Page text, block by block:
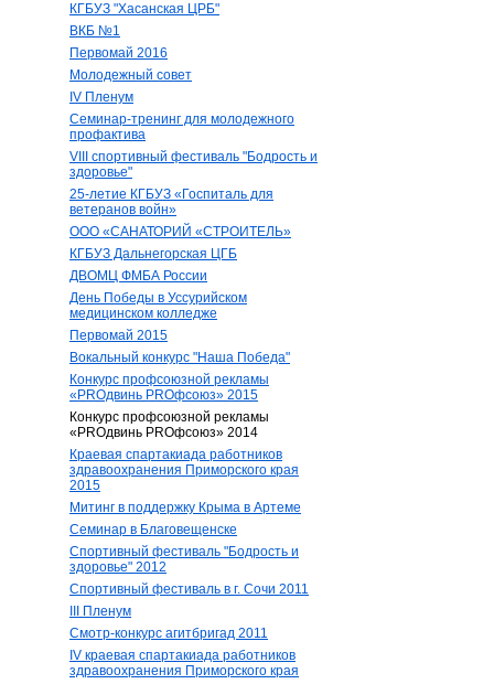
КГБУЗ "Хасанская ЦРБ"
ВКБ №1
Первомай 2016
Молодежный совет
IV Пленум
Семинар-тренинг для молодежного
профактива
VIII спортивный фестиваль "Бодрость и
здоровье"
25-летие КГБУЗ «Госпиталь для
ветеранов войн»
ООО «САНАТОРИЙ «СТРОИТЕЛЬ»
КГБУЗ Дальнегорская ЦГБ
ДВОМЦ ФМБА России
День Победы в Уссурийском
медицинском колледже
Первомай 2015
Вокальный конкурс "Наша Победа"
Конкурс профсоюзной рекламы
«PROдвинь РRОфсоюз» 2015
Конкурс профсоюзной рекламы
«PROдвинь РRОфсоюз» 2014
Краевая спартакиада работников
здравоохранения Приморского края
2015
Митинг в поддержку Крыма в Артеме
Семинар в Благовещенске
Спортивный фестиваль "Бодрость и
здоровье" 2012
Спортивный фестиваль в г. Сочи 2011
III Пленум
Смотр-конкурс агитбригад 2011
IV краевая спартакиада работников
здравоохранения Приморского края